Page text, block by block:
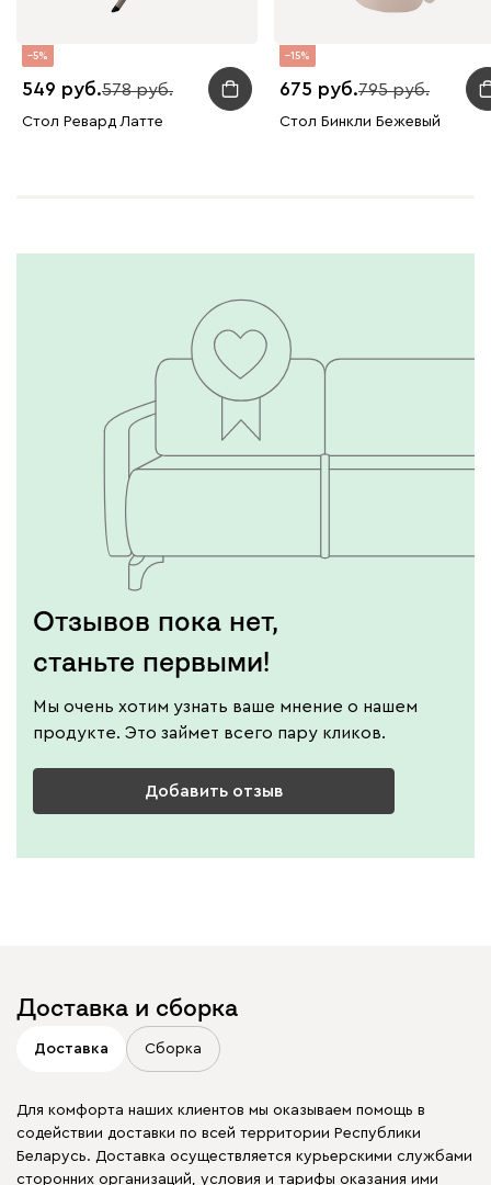
5
549 578
Стол Ревард Латте
15
675 795
Стол Бинкли Бежевый
Отзывов пока нет,
станьте первыми!
Мы очень хотим узнать ваше мнение о нашем
продукте. Это займет всего пару кликов.
Добавить отзыв
Доставка и сборка
Доставка Сборка
Для комфорта наших клиентов мы оказываем помощь в
содействии доставки по всей территории Республики
Беларусь. Доставка осуществляется курьерскими службами
сторонних организаций, условия и тарифы оказания ими